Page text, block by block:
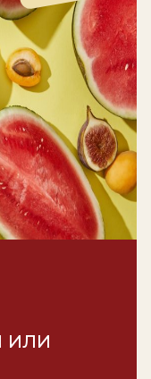
или